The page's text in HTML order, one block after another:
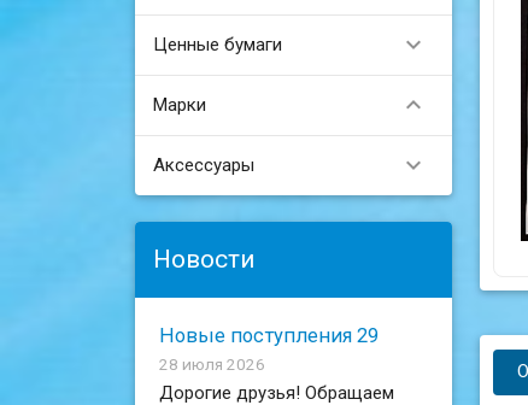
Ценные бумаги 
Марки 
Аксессуары 
Новости
Новые поступления 29
28 июля 2026
Дорогие друзья! Обращаем